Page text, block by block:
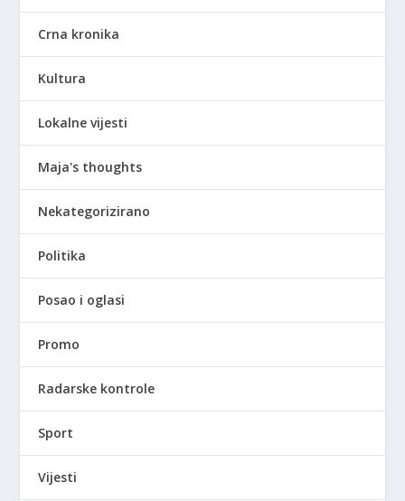
Crna kronika
Kultura
Lokalne vijesti
Maja's thoughts
Nekategorizirano
Politika
Posao i oglasi
Promo
Radarske kontrole
Sport
Vijesti